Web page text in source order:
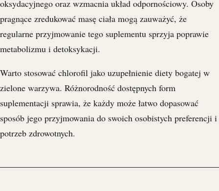
oksydacyjnego oraz wzmacnia układ odpornościowy. Osoby
pragnące zredukować masę ciała mogą zauważyć, że
regularne przyjmowanie tego suplementu sprzyja poprawie
metabolizmu i detoksykacji.
Warto stosować chlorofil jako uzupełnienie diety bogatej w
zielone warzywa. Różnorodność dostępnych form
suplementacji sprawia, że każdy może łatwo dopasować
sposób jego przyjmowania do swoich osobistych preferencji i
potrzeb zdrowotnych.